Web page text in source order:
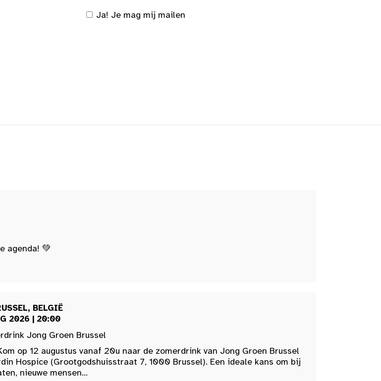
Ja! Je mag mij mailen
agenda! 💚
BELGIË
2026 | 20:00
Jong Groen Brussel
op 12 augustus vanaf 20u naar de zomerdrink van Jong Groen Brussel
Hospice (Grootgodshuisstraat 7, 1000 Brussel). Een ideale kans om bij
nieuwe mensen...